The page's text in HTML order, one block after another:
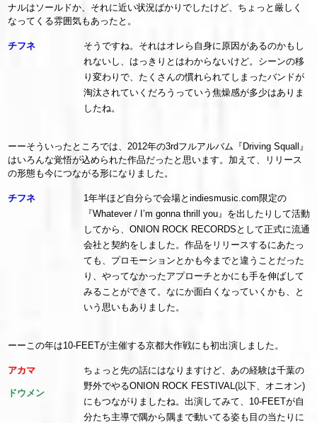
ナルはソールドか、それに近い状況ばかりでしたけど、ちょっと厳しく
なってくる雰囲気もあったと。
チフネ
そうですね。それはオレら自身に原因があるのかもし
れないし、はっきりとはわからないけど。シーンの移
り変わりで、たくさんの慣れられてしまったバンドが
淘汰されていくだろうっていう焦燥感が多少はありま
したね。
ーーそういったところでは、2012年の3rdフルアルバム『Driving Squall』
はいろんな覚悟が込められた作品だったと思います。加えて、リリース
の形態も今につながる形になりました。
チフネ
1年半ほど自分らで会場とindiesmusic.com限定の
『Whatever / I’m gonna thrill you』を出したりして活動
してから、ONION ROCK RECORDSとして正式に流通
会社と契約をしました。作品をリリースするにあたっ
ても、プロモーションとかも今までと違うことだった
り、やってなかったアプローチとかにも手を伸ばして
みることができて。なにか面白くなっていくかも、と
いう思いもありました。
ーーこの年は10-FEETが主催する京都大作戦にも初出演しました。
アカマ
ちょっと先の話にはなりますけど、あの経験は千葉の
野外でやるONION ROCK FESTIVAL(以下、オニオン)
にもつながりましたね。出演してみて、10-FEETが自
分たち主導で隅から隅まで動いてる姿も目の当たりに
ドウメン